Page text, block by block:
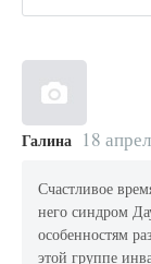
Галина 18
Счастливое
него синдром
особенностям
этой группе